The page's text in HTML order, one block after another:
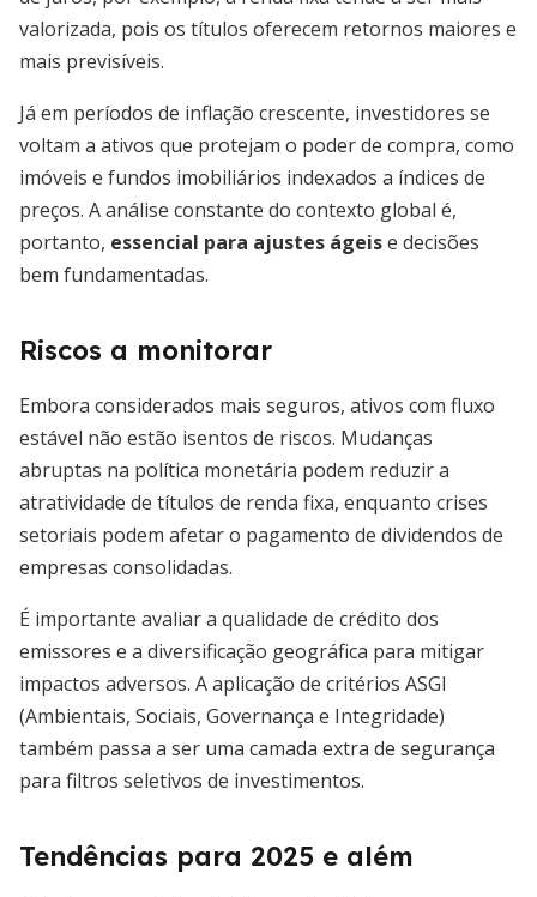
valorizada, pois os títulos oferecem retornos maiores e
mais previsíveis.
Já em períodos de inflação crescente, investidores se
voltam a ativos que protejam o poder de compra, como
imóveis e fundos imobiliários indexados a índices de
preços. A análise constante do contexto global é,
portanto, essencial para ajustes ágeise decisões
bem fundamentadas.
Riscos a monitorar
Embora considerados mais seguros, ativos com fluxo
estável não estão isentos de riscos. Mudanças
abruptas na política monetária podem reduzir a
atratividade de títulos de renda fixa, enquanto crises
setoriais podem afetar o pagamento de dividendos de
empresas consolidadas.
É importante avaliar a qualidade de crédito dos
emissores e a diversificação geográfica para mitigar
impactos adversos. A aplicação de critérios ASGI
(Ambientais, Sociais, Governança e Integridade)
também passa a ser uma camada extra de segurança
para filtros seletivos de investimentos.
Tendências para 2025 e além